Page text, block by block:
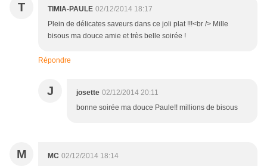
T TIMIA-PAULE 02/12/2014 18:17
Plein de délicates saveurs dans ce joli plat !!!<br /> Mille
bisous ma douce amie et très belle soirée !
Répondre
J josette 02/12/2014 20:11
bonne soirée ma douce Paule!! millions de bisous
M MC 02/12/2014 18:14